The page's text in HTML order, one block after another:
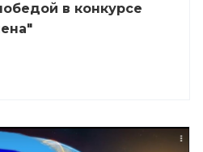
в конкурсе